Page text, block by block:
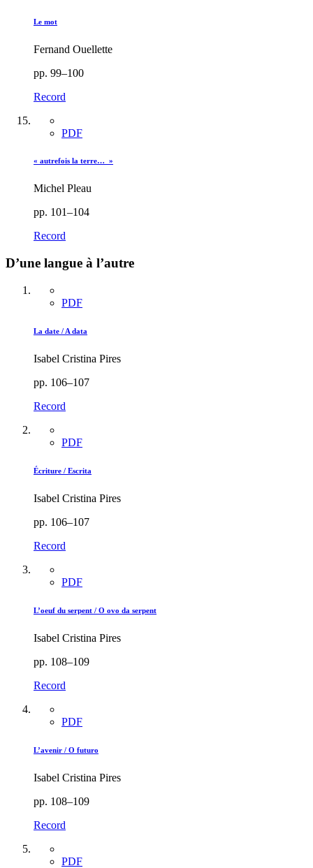
Le mot
Fernand Ouellette
pp. 99–100
Record
PDF
« autrefois la terre… »
Michel Pleau
pp. 101–104
Record
D’une langue à l’autre
PDF
La date / A data
Isabel Cristina Pires
pp. 106–107
Record
PDF
Écriture / Escrita
Isabel Cristina Pires
pp. 106–107
Record
PDF
L’oeuf du serpent / O ovo da serpent
Isabel Cristina Pires
pp. 108–109
Record
PDF
L’avenir / O futuro
Isabel Cristina Pires
pp. 108–109
Record
PDF